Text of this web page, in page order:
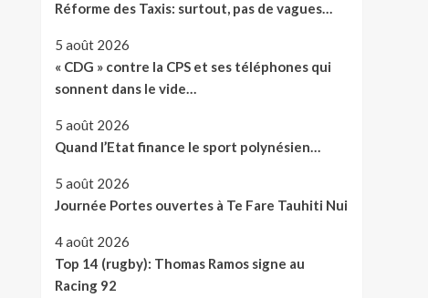
Réforme des Taxis: surtout, pas de vagues…
5 août 2026
« CDG » contre la CPS et ses téléphones qui
sonnent dans le vide…
5 août 2026
Quand l’Etat finance le sport polynésien…
5 août 2026
Journée Portes ouvertes à Te Fare Tauhiti Nui
4 août 2026
Top 14 (rugby): Thomas Ramos signe au
Racing 92